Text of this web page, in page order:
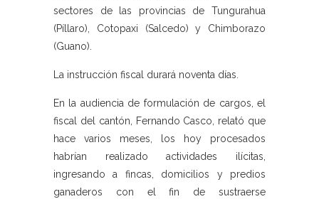
sectores de las provincias de Tungurahua
(Píllaro), Cotopaxi (Salcedo) y Chimborazo
(Guano).
La instrucción fiscal durará noventa días.
En la audiencia de formulación de cargos, el
fiscal del cantón, Fernando Casco, relató que
hace varios meses, los hoy procesados
habrían realizado actividades ilícitas,
ingresando a fincas, domicilios y predios
ganaderos con el fin de sustraerse